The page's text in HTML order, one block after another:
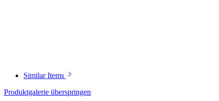
Similar Items
Produktgalerie überspringen